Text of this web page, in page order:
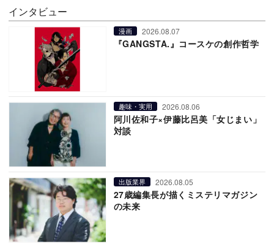
インタビュー
漫画 2026.08.07
『GANGSTA.』コースケの創作哲学
趣味・実用 2026.08.06
阿川佐和子×伊藤比呂美「女じまい」
対談
出版業界 2026.08.05
27歳編集長が描くミステリマガジン
の未来